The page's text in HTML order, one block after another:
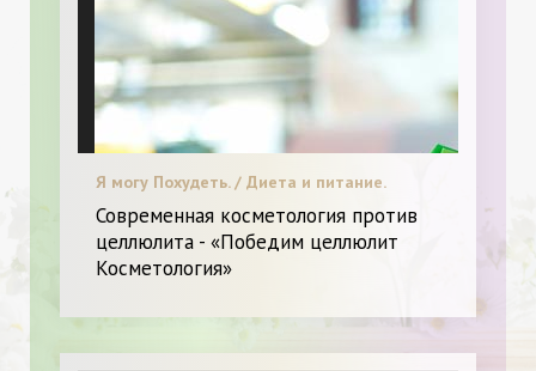
Я могу Похудеть. / Диета и питание.
Современная косметология против
целлюлита - «Победим целлюлит
Косметология»